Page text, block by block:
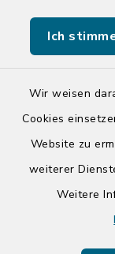
Ich
Wir weisen
Cookies
Website zu
weiterer
Weitere